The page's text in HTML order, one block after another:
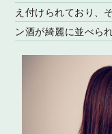
え付けられており、
ン酒が綺麗に並べら